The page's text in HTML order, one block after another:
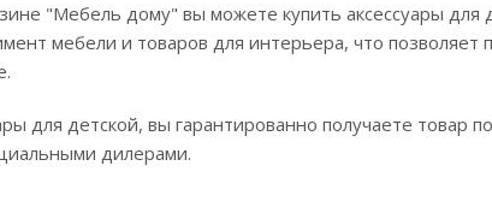
"Мебель дому" вы можете купить аксессуары для
мебели и товаров для интерьера, что
для детской, вы гарантированно получаете
дилерами.